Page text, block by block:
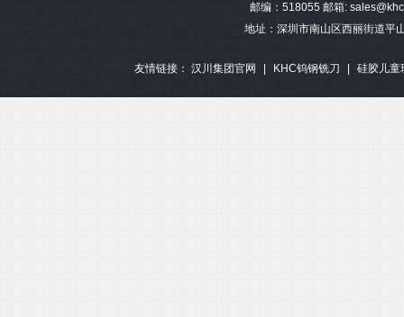
邮编：518055 邮箱:
地址：深圳市南山区西丽街道平
友情链接： 汉川集团官网 KHC钨钢铣刀 硅胶儿童